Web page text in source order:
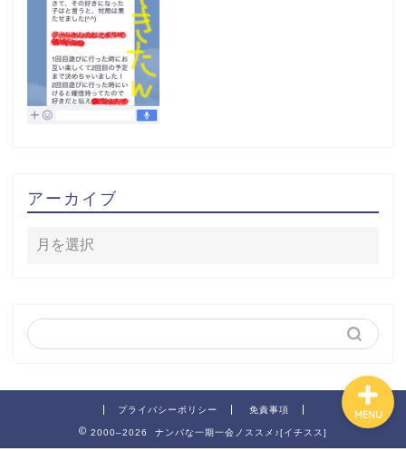
アーカイブ
プライバシーポリシー 免責事項
2000–2026 ナンパな一期一会ノススメ♪[イチスス]
MENU
役立ちアイテム